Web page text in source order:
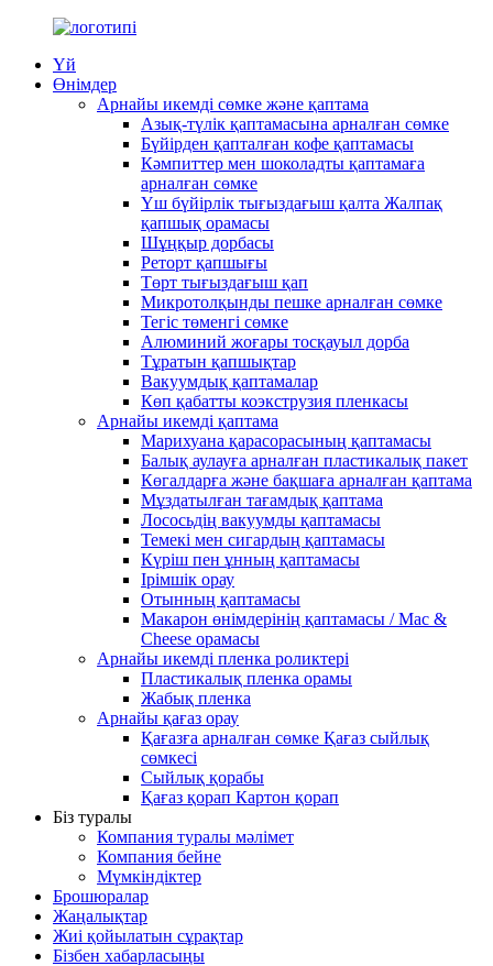
Үй
Өнімдер
Арнайы икемді сөмке және қаптама
Азық-түлік қаптамасына арналған сөмке
Бүйірден қапталған кофе қаптамасы
Кәмпиттер мен шоколадты қаптамаға
арналған сөмке
Үш бүйірлік тығыздағыш қалта Жалпақ
қапшық орамасы
Шұңқыр дорбасы
Реторт қапшығы
Төрт тығыздағыш қап
Микротолқынды пешке арналған сөмке
Тегіс төменгі сөмке
Алюминий жоғары тосқауыл дорба
Тұратын қапшықтар
Вакуумдық қаптамалар
Көп қабатты коэкструзия пленкасы
Арнайы икемді қаптама
Марихуана қарасорасының қаптамасы
Балық аулауға арналған пластикалық пакет
Көгалдарға және бақшаға арналған қаптама
Мұздатылған тағамдық қаптама
Лососьдің вакуумды қаптамасы
Темекі мен сигардың қаптамасы
Күріш пен ұнның қаптамасы
Ірімшік орау
Отынның қаптамасы
Макарон өнімдерінің қаптамасы / Mac &
Cheese орамасы
Арнайы икемді пленка роликтері
Пластикалық пленка орамы
Жабық пленка
Арнайы қағаз орау
Қағазға арналған сөмке Қағаз сыйлық
сөмкесі
Сыйлық қорабы
Қағаз қорап Картон қорап
Біз туралы
Компания туралы мәлімет
Компания бейне
Мүмкіндіктер
Брошюралар
Жаңалықтар
Жиі қойылатын сұрақтар
Бізбен хабарласыңы